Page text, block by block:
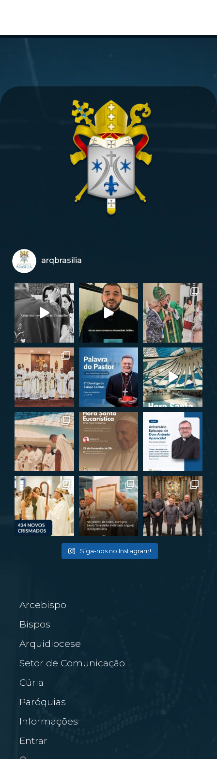
arqbrasilia
Siga-nos no Instagram!
Arcebispo
Bispos
Arquidiocese
Setor de Comunicação
Cúria
Paróquias
Informações
Entrar